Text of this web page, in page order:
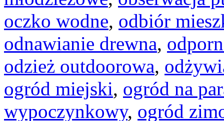
oczko wodne, odbiór
odnawianie drewna,
odzież outdoorowa,
ogród miejski, ogród na
wypoczynkowy, ogród